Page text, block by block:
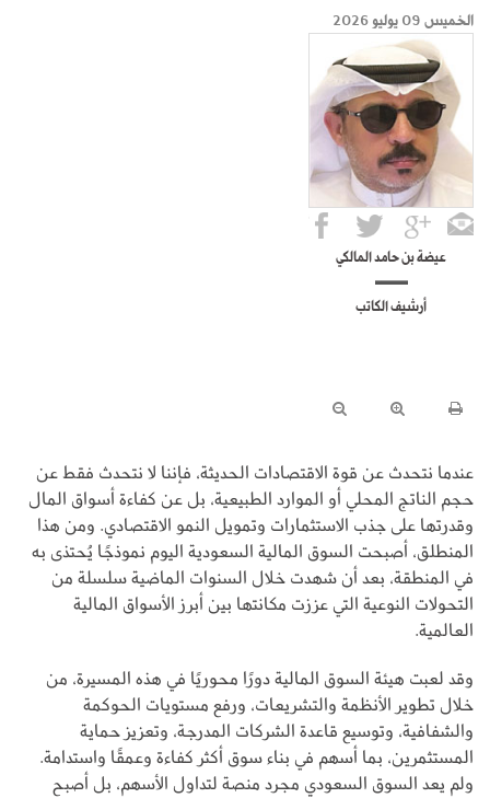
الخميس 09 يوليو 2026
عيضة بن حامد المالكي
أرشيف الكاتب
عندما نتحدث عن قوة الاقتصادات الحديثة، فإننا لا نتحدث فقط عن
حجم الناتج المحلي أو الموارد الطبيعية، بل عن كفاءة أسواق المال
وقدرتها على جذب الاستثمارات وتمويل النمو الاقتصادي. ومن هذا
المنطلق، أصبحت السوق المالية السعودية اليوم نموذجًا يُحتذى به
في المنطقة، بعد أن شهدت خلال السنوات الماضية سلسلة من
التحولات النوعية التي عززت مكانتها بين أبرز الأسواق المالية
العالمية.
وقد لعبت هيئة السوق المالية دورًا محوريًا في هذه المسيرة، من
خلال تطوير الأنظمة والتشريعات، ورفع مستويات الحوكمة
والشفافية، وتوسيع قاعدة الشركات المدرجة، وتعزيز حماية
المستثمرين، بما أسهم في بناء سوق أكثر كفاءة وعمقًا واستدامة.
ولم يعد السوق السعودي مجرد منصة لتداول الأسهم، بل أصبح